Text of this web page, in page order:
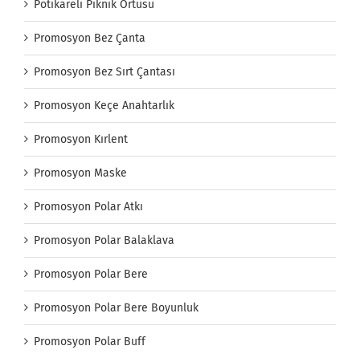
Pötikareli Piknik Örtüsü
Promosyon Bez Çanta
Promosyon Bez Sırt Çantası
Promosyon Keçe Anahtarlık
Promosyon Kırlent
Promosyon Maske
Promosyon Polar Atkı
Promosyon Polar Balaklava
Promosyon Polar Bere
Promosyon Polar Bere Boyunluk
Promosyon Polar Buff